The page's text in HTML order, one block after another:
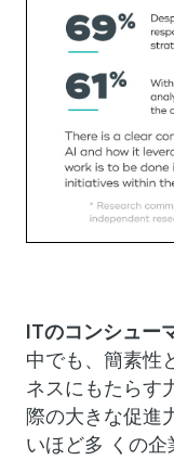
ITのコンシュー
中でも、簡素性
ネスにもたらす
際の大きな促進
いほど多 くの企